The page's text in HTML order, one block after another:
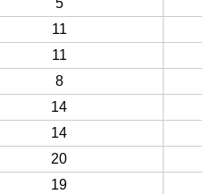
5
11
11
8
14
14
20
19